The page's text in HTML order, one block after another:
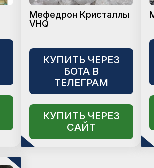
Мефедрон Кристаллы
VHQ
КУПИТЬ ЧЕРЕЗ
БОТА В
ТЕЛЕГРАМ
КУПИТЬ ЧЕРЕЗ
САЙТ